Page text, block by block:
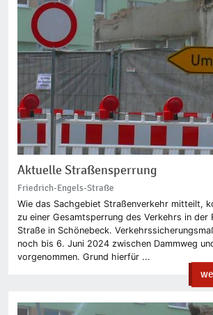
Aktuelle Straßensperrung
Friedrich-Engels-Straße
Wie das Sachgebiet Straßenverkehr mitteilt,
zu einer Gesamtsperrung des Verkehrs in der
Straße in Schönebeck.
noch bis 6. Juni 2024 zwischen Dammweg
vorgenommen. Grund hierfür ...